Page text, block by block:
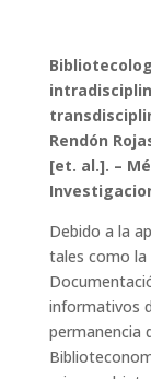
Rendón
[et. al.]. –
Debido a la
tales como la
informativos
permanencia